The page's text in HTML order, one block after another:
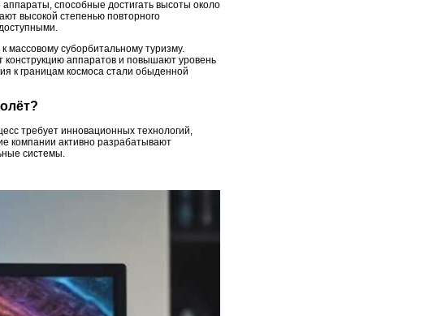
способные достигать высоты около
высокой степенью повторного
массовому суборбитальному туризму.
аппаратов и повышают уровень
к границам космоса стали обыденной
требует инновационных технологий,
компании активно разрабатывают
системы.